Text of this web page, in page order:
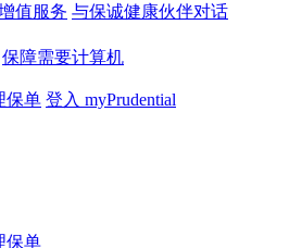
值服务 与保诚健康伙伴对话
保障需要计算机
保单 登入 myPrudential
保单